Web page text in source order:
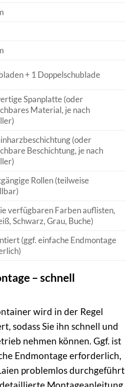
+ 1 Doppelschublade
Spanplatte (oder
Material, je nach
(oder
Beschichtung, je nach
Rollen (teilweise
verfügbaren Farben auflisten,
Schwarz, Grau, Buche)
(ggf. einfache Endmontage
– schnell
wird in der Regel
sodass Sie ihn schnell und
nehmen können. Ggf. ist
Endmontage erforderlich,
problemlos durchgeführt